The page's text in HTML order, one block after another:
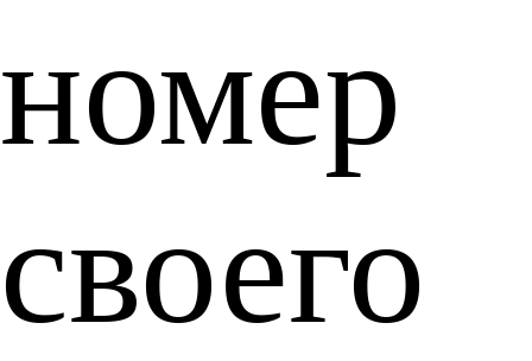
номер
своего